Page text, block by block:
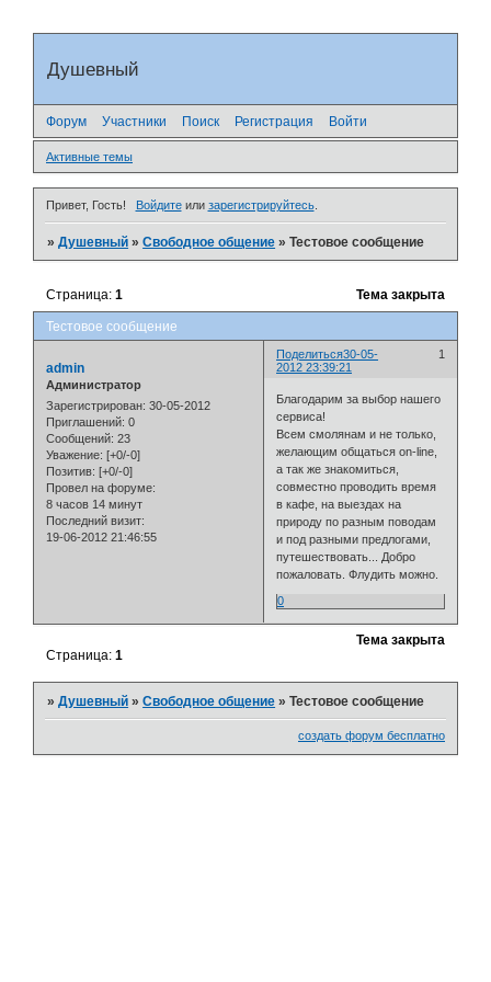
Душевный
Форум Участники Поиск Регистрация Войти
Активные темы
Привет, Гость! Войдитеили зарегистрируйтесь.
»Душевный »Свободное общение »Тестовое сообщение
Тестовое сообщение
Страница:1 Тема закрыта
Поделиться 1
30-05-
2012 23:39:21
admin
Администратор
Зарегистрирован: 30-05-2012
Приглашений: 0
Сообщений: 23
Уважение: [+0/-0]
Позитив: [+0/-0]
Провел на форуме:
8 часов 14 минут
Последний визит:
19-06-2012 21:46:55
Благодарим за выбор нашего
сервиса!
Всем смолянам и не только,
желающим общаться on-line,
а так же знакомиться,
совместно проводить время
в кафе, на выездах на
природу по разным поводам
и под разными предлогами,
путешествовать... Добро
пожаловать. Флудить можно.
0
Тема закрыта
Страница:1
»Душевный »Свободное общение »Тестовое сообщение
создать форум бесплатно